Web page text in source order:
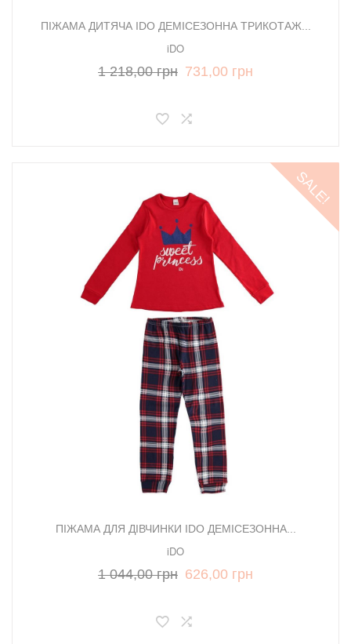
ПІЖАМА ДИТЯЧА IDO ДЕМІСЕЗОННА ТРИКОТАЖ...
iDO
1 218,00 грн 731,00 грн
SALE!
ПІЖАМА ДЛЯ ДІВЧИНКИ IDO ДЕМІСЕЗОННА...
iDO
1 044,00 грн 626,00 грн